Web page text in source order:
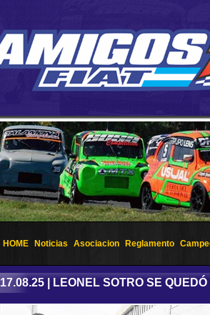
HOME Noticias Asociacion Reglamento
17.08.25 | LEONEL SOTRO SE